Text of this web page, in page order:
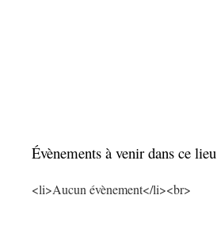
Évènements à venir dans ce lieu
<li>Aucun évènement</li><br>